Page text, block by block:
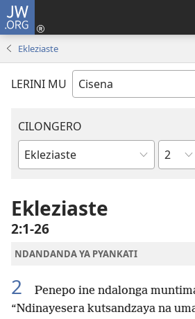
JW.ORG
Ekleziaste
LERINI MU
CILONGERO
Mabukhu
Bhibhlya
Nsolo
Ekleziaste
2:1-26
NDANDANDA YA PYANKATI
2
Penepo ine ndalonga
“Ndinayesera kutsandzaya na